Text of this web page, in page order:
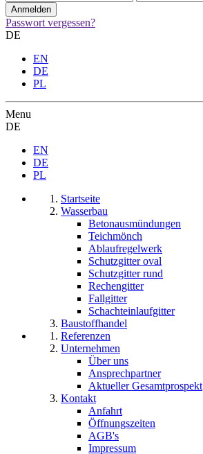
Passwort vergessen?
DE
EN
DE
PL
Menu
DE
EN
DE
PL
Startseite
Wasserbau
Betonausmündungen
Teichmönch
Ablaufregelwerk
Schutzgitter oval
Schutzgitter rund
Rechengitter
Fallgitter
Schachteinlaufgitter
Baustoffhandel
Referenzen
Unternehmen
Über uns
Ansprechpartner
Aktueller Gesamtprospekt
Kontakt
Anfahrt
Öffnungszeiten
AGB's
Impressum